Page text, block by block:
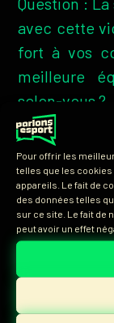
Pour offrir les
telles que les
appareils. Le fait de
des données telles
sur ce site. Le fait de
peut avoir un effet
avec cette
fort à vos
meilleure
selon-vous ?
Nass :
meilleure
qu’on l’est
On va
forts pour
Vous avez